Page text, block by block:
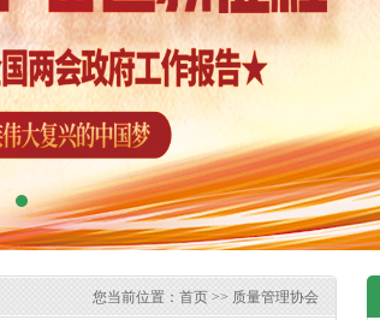
您当前位置： 首页 >> 质量管理协会